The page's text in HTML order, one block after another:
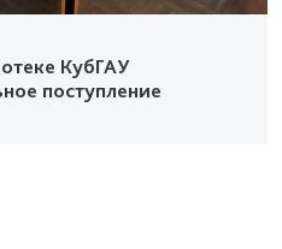
КубГАУ
поступление